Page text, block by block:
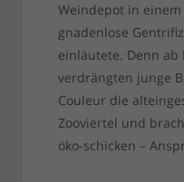
Weindepot in
gnadenlose
einläutete. Denn ab
verdrängten junge
Couleur die
Zooviertel und
öko-schicken –